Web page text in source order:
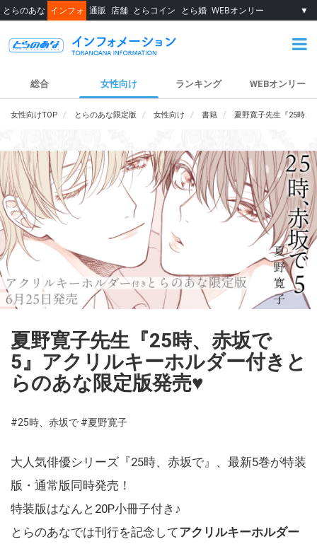
とらのあな インフォ 通販 店舗 とらコイン とら婚 WEBオンリー ▼
総合 女性向け ランキング WEBオンリー
女性向けTOP とらのあな限定版 女性向け 書籍 夏野寛子先生『25時、
夏野寛子先生『25時、赤坂で
5』アクリルキーホルダー付きと
らのあな限定版発売♥
#25時、赤坂で #夏野寛子
大人気俳優シリーズ『25時、赤坂で』、最新5巻が特装
版・通常版同時発売！
特装版はなんと20P小冊子付き♪
とらのあなでは刊行を記念してアクリルキーホルダー